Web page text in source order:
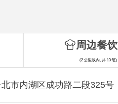
市内湖区成功路二段325号
周边餐饮
(2 公里以内, 共 10 笔)